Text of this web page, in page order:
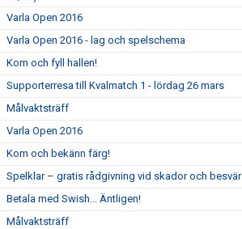
Varla Open 2016
Varla Open 2016 - lag och spelschema
Kom och fyll hallen!
Supporterresa till Kvalmatch 1 - lördag 26 mars
Målvaktsträff
Varla Open 2016
Kom och bekänn färg!
Spelklar – gratis rådgivning vid skador och besvär
Betala med Swish... Äntligen!
Målvaktsträff